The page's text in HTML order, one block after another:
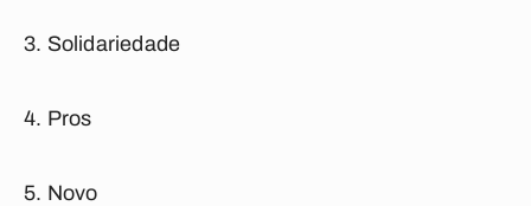
Solidariedade
Pros
Novo